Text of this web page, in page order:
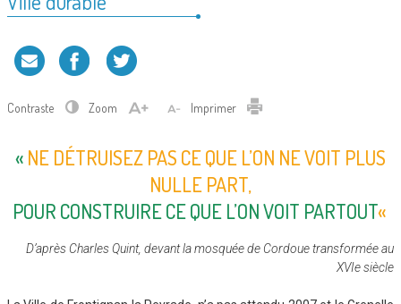
Contraste Zoom Imprimer
« NE DÉTRUISEZ PAS CE QUE L’ON NE VOIT PLUS
NULLE PART,
POUR CONSTRUIRE CE QUE L’ON VOIT PARTOUT«
D’après Charles Quint, devant la mosquée de Cordoue transformée au
XVIe siècle